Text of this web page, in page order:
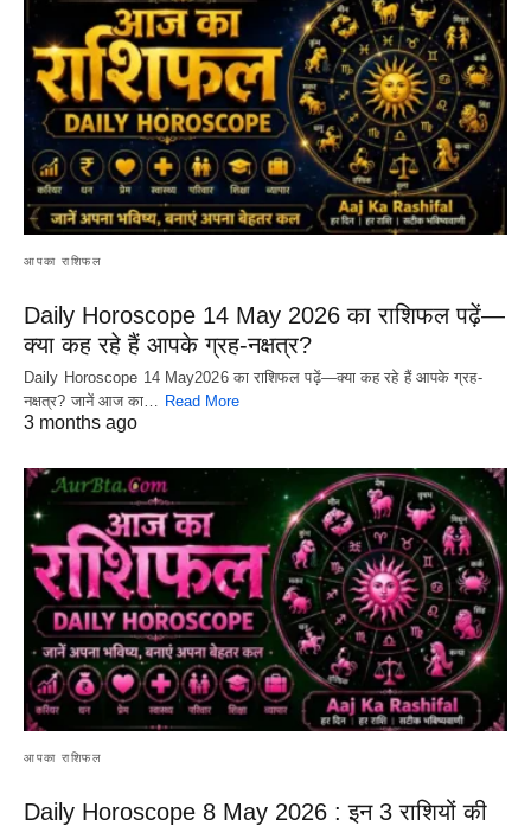
आपका राशिफल
Daily Horoscope 14 May 2026 का राशिफल पढ़ें—
क्या कह रहे हैं आपके ग्रह-नक्षत्र?
Daily Horoscope 14 May2026 का राशिफल पढ़ें—क्या कह रहे हैं आपके ग्रह-
नक्षत्र? जानें आज का… Read More
3 months ago
आपका राशिफल
Daily Horoscope 8 May 2026 : इन 3 राशियों की